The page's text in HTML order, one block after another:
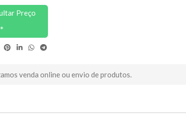
Preço
venda online ou envio de produtos.